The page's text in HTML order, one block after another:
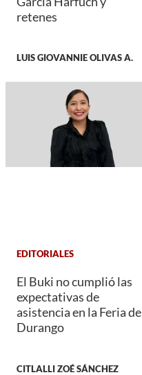
retenes
LUIS GIOVANNIE OLIVAS A.
EDITORIALES
El Buki no cumplió las
expectativas de
asistencia en la Feria de
Durango
CITLALLI ZOÉ SÁNCHEZ